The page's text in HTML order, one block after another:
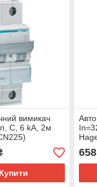
вимикач
С, 6 kA, 2м
Купити